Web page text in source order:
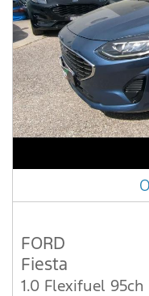
FORD
Fiesta
1.0 Flexifuel